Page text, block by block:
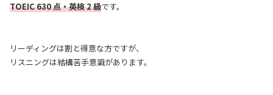
TOEIC 630 点・英検 2 級です。
リーディングは割と得意な方ですが、
リスニングは結構苦手意識があります。